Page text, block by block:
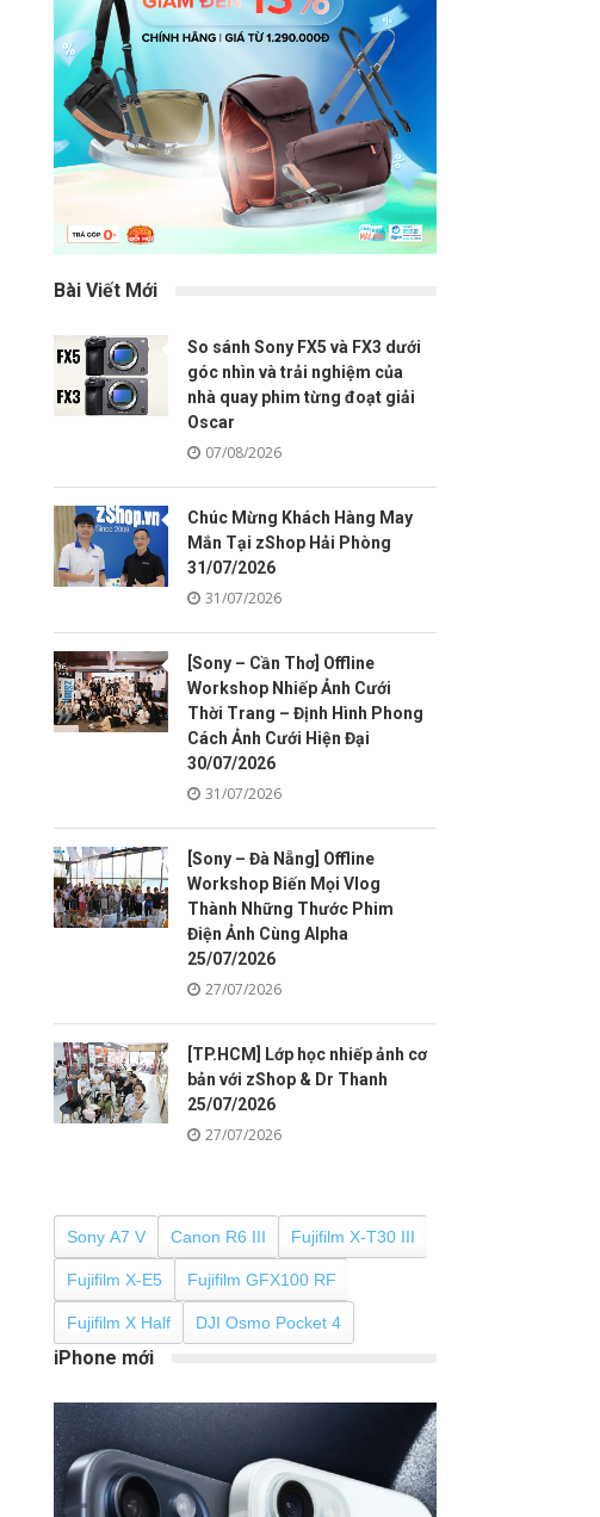
Bài Viết Mới
So sánh Sony FX5 và FX3 dưới
góc nhìn và trải nghiệm của
nhà quay phim từng đoạt giải
Oscar
07/08/2026
Chúc Mừng Khách Hàng May
Mắn Tại zShop Hải Phòng
31/07/2026
31/07/2026
[Sony – Cần Thơ] Offline
Workshop Nhiếp Ảnh Cưới
Thời Trang – Định Hình Phong
Cách Ảnh Cưới Hiện Đại
30/07/2026
31/07/2026
[Sony – Đà Nẵng] Offline
Workshop Biến Mọi Vlog
Thành Những Thước Phim
Điện Ảnh Cùng Alpha
25/07/2026
27/07/2026
[TP.HCM] Lớp học nhiếp ảnh cơ
bản với zShop & Dr Thanh
25/07/2026
27/07/2026
Sony A7 V Canon R6 III Fujifilm X-T30 III
Fujifilm X-E5 Fujifilm GFX100 RF
Fujifilm X Half DJI Osmo Pocket 4
iPhone mới